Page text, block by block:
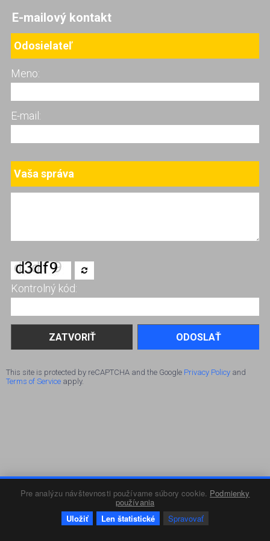
Pre analýzu návštevnosti používame súbory cookie. Podmienky
používania
Uložiť
Len štatistické Spravovať
E-mailový kontakt
Odosielateľ
Meno:
E-mail:
Vaša správa
Kontrolný kód:
ODOSLAŤ
This site is protected by reCAPTCHA and the Google Privacy Policy and
Terms of Service apply.